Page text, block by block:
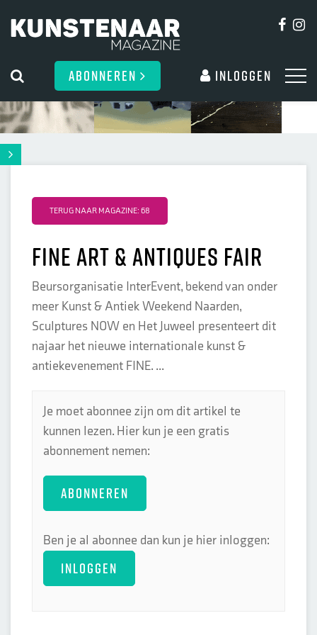
ABONNEREN Inloggen
TERUG NAAR MAGAZINE: 68
fine art & antiques fair
Beursorganisatie InterEvent, bekend van onder
meer Kunst & Antiek Weekend Naarden,
Sculptures NOW en Het Juweel presenteert dit
najaar het nieuwe internationale kunst &
antiekevenement FINE. ...
Je moet abonnee zijn om dit artikel te
kunnen lezen. Hier kun je een gratis
abonnement nemen:
ABONNEREN
Ben je al abonnee dan kun je hier inloggen:
INLOGGEN